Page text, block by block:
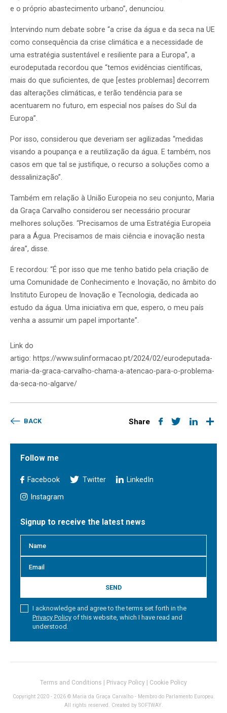
e o próprio abastecimento urbano”, denunciou.
Intervindo num debate sobre “a crise da água e da seca na UE
como consequência da crise climática e a necessidade de
uma estratégia sustentável e resiliente para a Europa”, a
eurodeputada recordou que “temos evidências científicas,
mais do que suficientes, de que [estes problemas] decorrem
das alterações climáticas, e terão tendência para se
acentuarem no futuro, em especial nos países do Sul da
Europa”.
Por isso, considerou que deveriam ser agilizadas “medidas
visando a poupança e a reutilização da água. E também, nos
casos em que tal se justifique, o recurso a soluções como a
dessalinização”.
Também em relação à União Europeia no seu conjunto, Maria
da Graça Carvalho considerou ser necessário procurar
melhores soluções. “Precisamos de uma Estratégia Europeia
para a Água. Precisamos de mais ciência e inovação nesta
área”, disse.
E recordou: “É por isso que me tenho batido pela criação de
uma Comunidade de Conhecimento e Inovação, no âmbito do
Instituto Europeu de Inovação e Tecnologia, dedicada ao
estudo da água. Uma iniciativa em que, espero, o meu país
venha a assumir um papel importante”.
Link do
artigo: https://www.sulinformacao.pt/2024/02/eurodeputada-
maria-da-graca-carvalho-chama-a-atencao-para-o-problema-
da-seca-no-algarve/
BACK Share
Follow me
Facebook Twitter LinkedIn
Instagram
Signup to receive the latest news
SEND
I acknowledge and agree to the terms set forth in the
Privacy Policy of this website, which I have read and
understood.
Terms and Conditions Privacy Policy Cookie Policy
Copyright 2020 - 2026 © Maria da Graça Carvalho - Membro do Parlamento Europeu.
All rights reserved. Created by SOFTWAY